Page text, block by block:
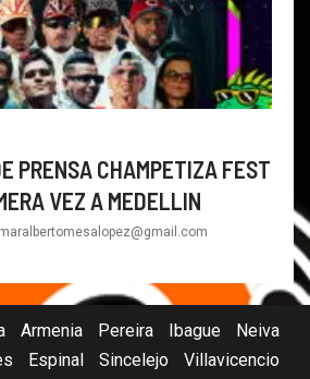
PRENSA CHAMPETIZA FEST
VEZ A MEDELLIN
Armenia Pereira Ibague
Neiva
Espinal Sincelejo
Villavicencio